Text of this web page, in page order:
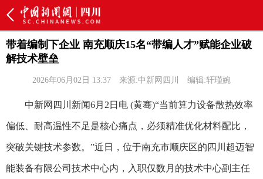
带着编制下企业 南充顺庆15名“带编人才”赋能企业破
解技术壁垒
2026年06月02日 13:37 来源:中新网四川 编辑:轩瑾婉
中新网四川新闻6月2日电 (黄骞)“当前算力设备散热效率
偏低、耐高温性不足是核心痛点，必须精准优化材料配比，
突破关键技术参数。”近日，位于南充市顺庆区的四川超迈智
能装备有限公司技术中心内，入职仅数月的技术中心副主任